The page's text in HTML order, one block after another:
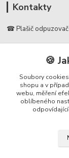
Kontakty
☎ Plašič odpuzovač
📞
⏰ Po-
info@repulse.cz
🍪
Soubory
shopu a v
webu, měření
oblíbeného